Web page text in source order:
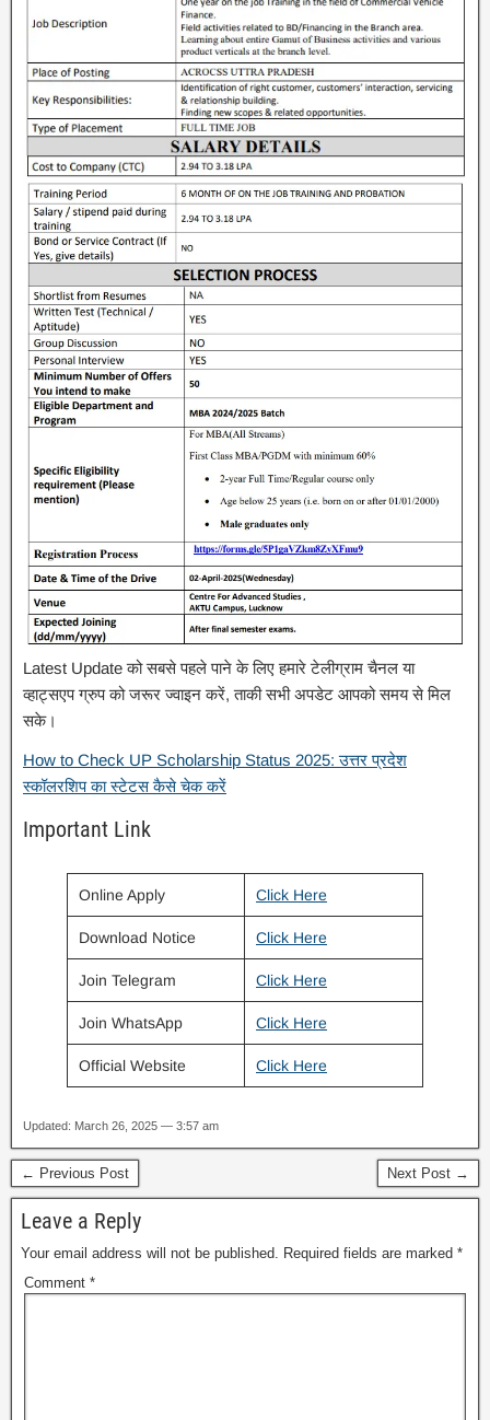
Latest Update को सबसे पहले पाने के लिए हमारे टेलीग्राम चैनल या
व्हाट्सएप ग्रुप को जरूर ज्वाइन करें, ताकी सभी अपडेट आपको समय से मिल
सके।
How to Check UP Scholarship Status 2025: उत्तर प्रदेश
स्कॉलरशिप का स्टेटस कैसे चेक करें
Important Link
Online Apply Click Here
Download Notice Click Here
Join Telegram Click Here
Join WhatsApp Click Here
Official Website Click Here
Updated: March 26, 2025 — 3:57 am
← Previous Post Next Post →
Leave a Reply
Your email address will not be published. Required fields are marked *
Comment *